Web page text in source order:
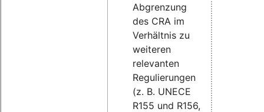
Abgrenzung
des CRA im
Verhältnis zu
weiteren
relevanten
Regulierungen
(z. B. UNECE
R155 und R156,